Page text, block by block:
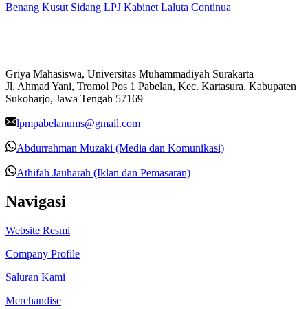
Benang Kusut Sidang LPJ Kabinet Laluta Continua
Griya Mahasiswa, Universitas Muhammadiyah Surakarta
Jl. Ahmad Yani, Tromol Pos 1 Pabelan, Kec. Kartasura, Kabupaten
Sukoharjo, Jawa Tengah 57169
lpmpabelanums@gmail.com
Abdurrahman Muzaki (Media dan Komunikasi)
Athifah Jauharah (Iklan dan Pemasaran)
Navigasi
Website Resmi
Company Profile
Saluran Kami
Merchandise